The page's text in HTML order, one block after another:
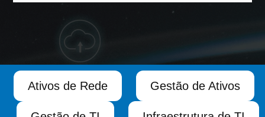
Ativos de Rede Gestão de Ativos